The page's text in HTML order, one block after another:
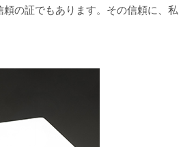
の証でもあります。その信頼に、私